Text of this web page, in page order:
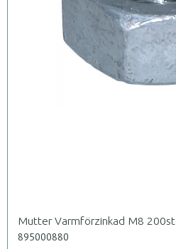
Mutter Varmförzinkad M8 200st
895000880